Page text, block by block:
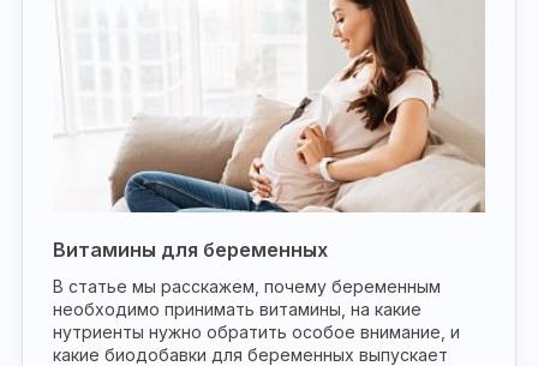
Витамины для беременных
В статье мы расскажем, почему беременным
необходимо принимать витамины, на какие
нутриенты нужно обратить особое внимание, и
какие биодобавки для беременных выпускает